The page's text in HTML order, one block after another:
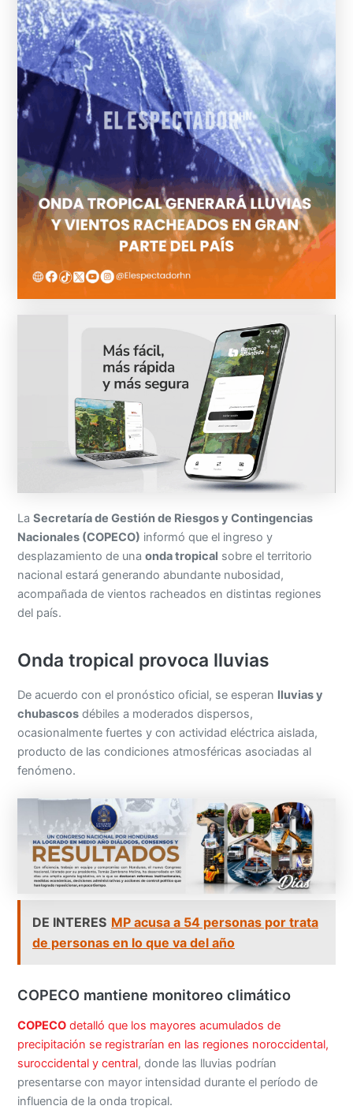
LaSecretaría de Gestión de Riesgos y Contingencias
Nacionales (COPECO) informó que el ingreso y
desplazamiento de unaonda tropical sobre el territorio
nacional estará generando abundante nubosidad,
acompañada de vientos racheados en distintas regiones
del país.
Onda tropical provoca lluvias
De acuerdo con el pronóstico oficial, se esperan lluvias y
chubascos débiles a moderados dispersos,
ocasionalmente fuertes y con actividad eléctrica aislada,
producto de las condiciones atmosféricas asociadas al
fenómeno.
DE INTERES MP acusa a 54 personas por trata
de personas en lo que va del año
COPECO mantiene monitoreo climático
COPECO detalló que los mayores acumulados de
precipitación se registrarían en las regiones noroccidental,
suroccidental y central, donde las lluvias podrían
presentarse con mayor intensidad durante el período de
influencia de la onda tropical.